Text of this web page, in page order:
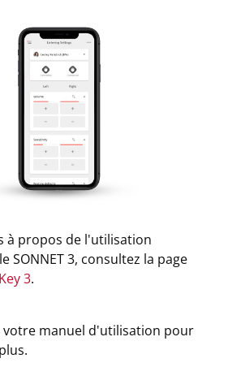
à propos de l'utilisation
SONNET 3, consultez la page
3.
votre manuel d'utilisation pour